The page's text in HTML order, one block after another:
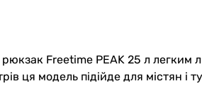
Freetime PEAK 25 л легким
ця модель підійде для містян і